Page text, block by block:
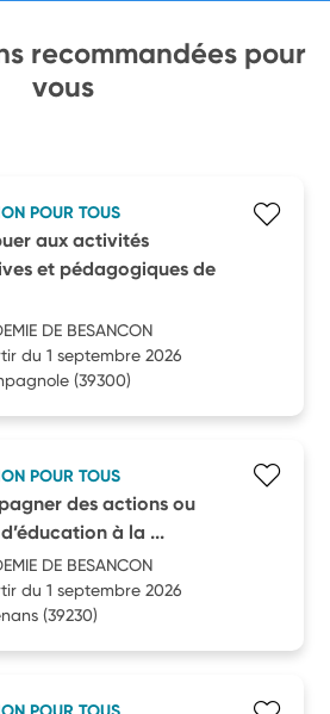
recommandées pour
vous
POUR TOUS
aux activités
et pédagogiques de
DE BESANCON
du 1 septembre 2026
(39300)
POUR TOUS
des actions ou
à la ...
DE BESANCON
du 1 septembre 2026
(39230)